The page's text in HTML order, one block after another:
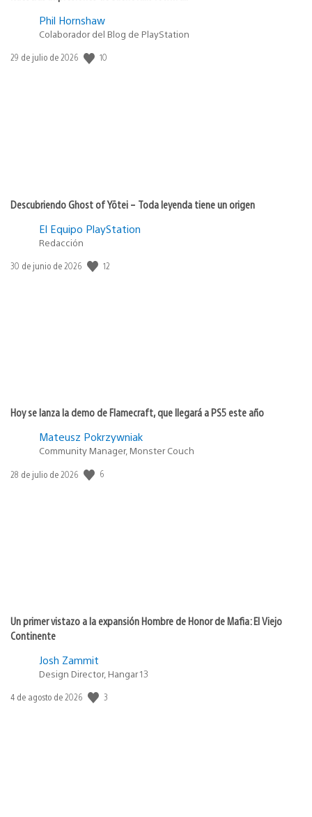
Phil Hornshaw
Colaborador del Blog de PlayStation
Fecha
29 de julio de 2026 10
Descubriendo Ghost of Yōtei – Toda leyenda tiene un origen
El Equipo PlayStation
Redacción
Fecha
30 de junio de 2026 12
Hoy se lanza la demo de Flamecraft, que llegará a PS5 este año
Mateusz Pokrzywniak
Community Manager, Monster Couch
Fecha
28 de julio de 2026 6
Un primer vistazo a la expansión Hombre de Honor de Mafia: El Viejo
Continente
Josh Zammit
Design Director, Hangar 13
Fecha
4 de agosto de 2026 3